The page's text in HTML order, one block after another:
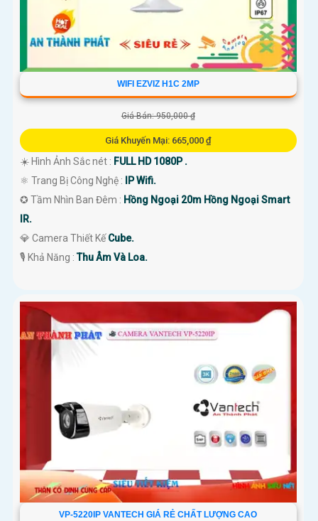
WIFI EZVIZ H1C 2MP
Giá Bán: 950,000 ₫
Giá Khuyến Mại: 665,000 ₫
☀️ Hình Ảnh Sắc nét : FULL HD 1080P .
⚛️ Trang Bị Công Nghệ :
IP Wifi.
✪ Tầm Nhìn Ban Đêm : Hồng Ngoại 20m Hồng Ngoại Smart
IR.
💎 Camera Thiết KếCube.
️🎙 Khả Năng :Thu Âm Và Loa.
VP-5220IP VANTECH GIÁ RẺ CHẤT LƯỢNG CAO